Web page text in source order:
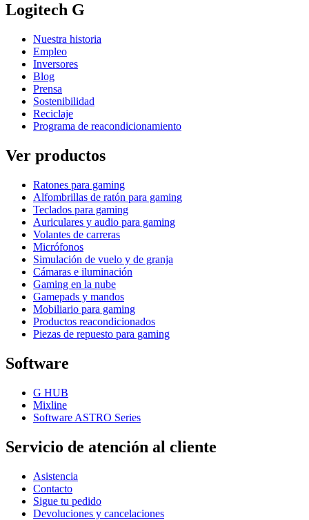
Logitech G
Nuestra historia
Empleo
Inversores
Blog
Prensa
Sostenibilidad
Reciclaje
Programa de reacondicionamiento
Ver productos
Ratones para gaming
Alfombrillas de ratón para gaming
Teclados para gaming
Auriculares y audio para gaming
Volantes de carreras
Micrófonos
Simulación de vuelo y de granja
Cámaras e iluminación
Gaming en la nube
Gamepads y mandos
Mobiliario para gaming
Productos reacondicionados
Piezas de repuesto para gaming
Software
G HUB
Mixline
Software ASTRO Series
Servicio de atención al cliente
Asistencia
Contacto
Sigue tu pedido
Devoluciones y cancelaciones